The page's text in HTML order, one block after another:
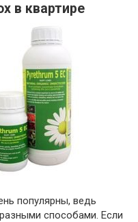
в квартире
популярны, ведь
способами. Если